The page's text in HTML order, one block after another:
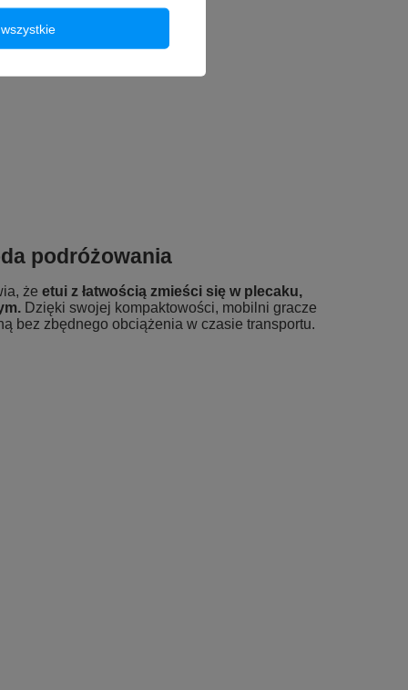
podróżowania
że etui z łatwością zmieści się w plecaku,
Dzięki swojej kompaktowości, mobilni gracze
bez zbędnego obciążenia w czasie transportu.